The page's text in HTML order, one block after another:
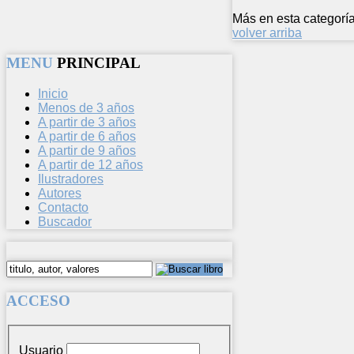
Más en esta
volver arriba
MENU PRINCIPAL
Inicio
Menos de 3 años
A partir de 3 años
A partir de 6 años
A partir de 9 años
A partir de 12 años
Ilustradores
Autores
Contacto
Buscador
ACCESO
Usuario